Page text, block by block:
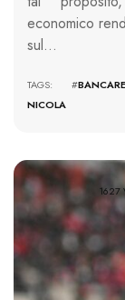
economico
sul…
TAGS: #
NICOLA
1627